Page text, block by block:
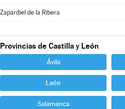
Zapardiel de la Ribera
Provincias de Castilla y León
Ávila
León
Salamanca